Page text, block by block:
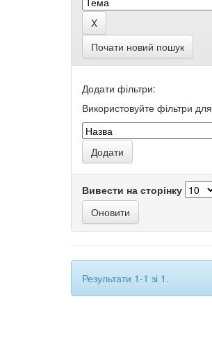
Почати новий пошук
Додати фільтри:
Використовуйте фільтри
Вивести на сторінку
Результати 1-1 зі 1.